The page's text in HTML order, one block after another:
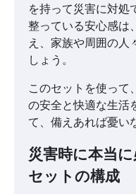
を持って災害に対処
整っている安心感は
え、家族や周囲の人
しょう。
このセットを使って
の安全と快適な生活
て、備えあれば憂い
災害時に本当
セットの構成